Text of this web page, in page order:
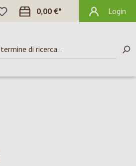
HAI 0 ARTICOLI NELLA LISTA DEI
0,00 €* Login